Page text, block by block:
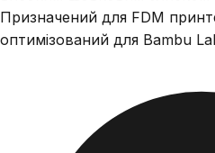
Призначений для FDM
оптимізований для Bambu